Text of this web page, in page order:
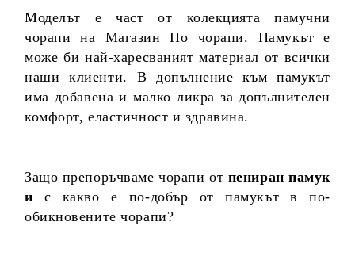
Моделът е част от колекцията памучни
чорапи на Магазин По чорапи. Памукът е
може би най-харесваният материал от всички
наши клиенти. В допълнение към памукът
има добавена и малко ликра за допълнителен
комфорт, еластичност и здравина.
Защо препоръчваме чорапи от пениран памук
и с какво е по-добър от памукът в по-
обикновените чорапи?